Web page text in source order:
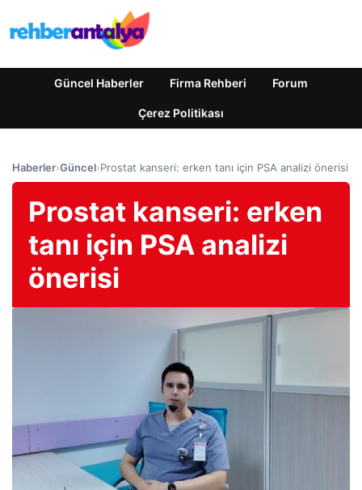
Güncel Haberler Firma Rehberi Forum
Çerez Politikası
Haberler›Güncel›Prostat kanseri: erken tanı için PSA analizi önerisi
Prostat kanseri: erken
tanı için PSA analizi
önerisi